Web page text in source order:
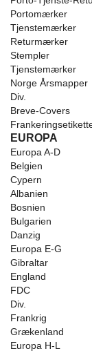
Portomærker
Tjenstemærker
Returmærker
Stempler
Tjenstemærker
Norge Årsmapper
Div.
Breve-Covers
EUROPA
Europa A-D
Belgien
Cypern
Albanien
Bosnien
Bulgarien
Danzig
Europa E-G
Gibraltar
England
FDC
Div.
Frankrig
Grækenland
Europa H-L